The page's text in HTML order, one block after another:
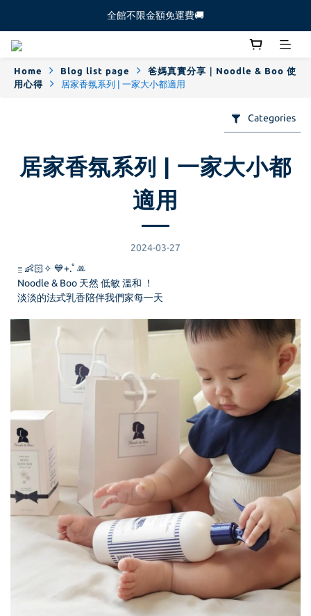
全館不限金額免運費🚚
全館不限金額免運費🚚
【新生寶寶體驗組🐻】新朋友必試 ！  >>前往下
全館不限金額免運費🚚
Home Blog list page
爸媽真實分享｜Noodle & Boo 使
用心得
居家香氛系列 | 一家大小都適用
Categories
居家香氛系列 | 一家大小都
適用
2024-03-27
𓐇 👶🏻✧ 💙+.ﾟꔛ
Noodle & Boo 天然 低敏 溫和 ！
淡淡的法式乳香陪伴我們家每一天